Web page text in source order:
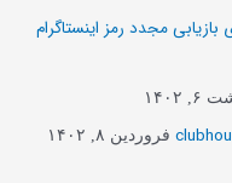
مجدد رمز اینستاگرام
۱۴۰۲
فروردین ۸, ۱۴۰۲